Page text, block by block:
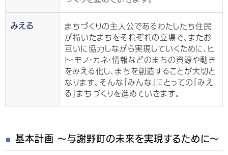
みえる
まちづくりの主人公であるわたしたち住民
が描いたまちをそれぞれの立場で、またお
互いに協力しながら実現していくために、ヒ
ト・モノ・カネ・情報などのまちの資源や動き
をみえる化し、まちを創造することが大切と
なります。そんな「みんな」にとっての「みえ
る」まちづくりを進めていきます。
基本計画 ～与謝野町の未来を実現するために～